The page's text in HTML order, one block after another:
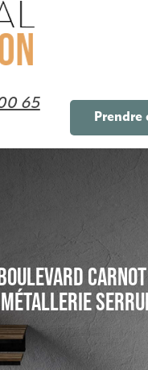
65
cookies